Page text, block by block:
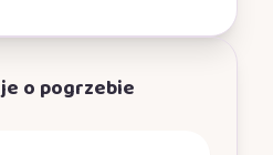
o pogrzebie